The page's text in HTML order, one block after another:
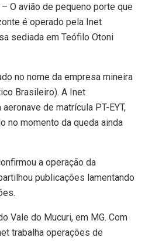
O avião de pequeno porte que
é operado pela Inet
sediada em Teófilo Otoni
no nome da empresa mineira
Brasileiro). A Inet
de matrícula PT-EYT,
no momento da queda ainda
a operação da
publicações lamentando
Vale do Mucuri, em MG. Com
trabalha operações de